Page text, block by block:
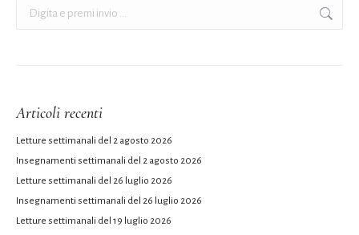
Articoli recenti
Letture settimanali del 2 agosto 2026
Insegnamenti settimanali del 2 agosto 2026
Letture settimanali del 26 luglio 2026
Insegnamenti settimanali del 26 luglio 2026
Letture settimanali del 19 luglio 2026